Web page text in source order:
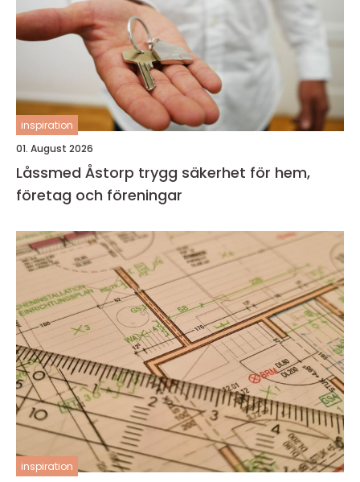
inspiration
01. August 2026
Låssmed Åstorp trygg säkerhet för hem,
företag och föreningar
inspiration